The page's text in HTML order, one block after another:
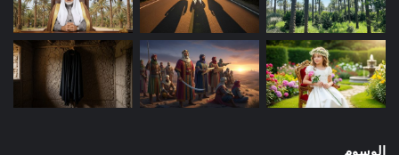
فقهاء الشيعة المعاصرين. وإن كان عامة جمهور الشيعية وسياسييهم
يسيرون عليها عملياً بصورة أو بأخرى، عندما تركوا نظرية الانتظار في
السياسة وصاروا يمارسون العمل السياسي – بما فيه تولي المناصب
القيادية العامة التي هي من اختصاص الإمام حسب عقيدتهم. لكن ما
هو أولى بالاهتمام أن نعلم أن هذه النظرية بدأت تتهاوى وتتآكل
رفسنجاني اليوم يريد تكوين مجلس مكون من خمسة مجتهدين يحل
الوسوم